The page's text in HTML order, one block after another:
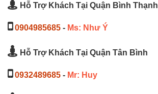
Hỗ Trợ Khách Tại Quận Bình Thạnh
0904985685 - Ms: Như Ý
Hỗ Trợ Khách Tại Quận Tân Bình
0932489685 - Mr: Huy